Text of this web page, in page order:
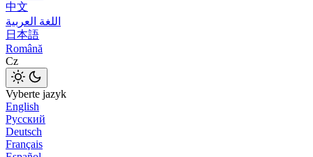
中文
اللغة العربية
日本語
Română
Cz
Vyberte jazyk
English
Русский
Deutsch
Français